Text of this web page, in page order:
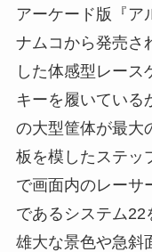
アーケード版『ア
ナムコから発売さ
した体感型レース
キーを履いている
の大型筐体が最大
板を模したステッ
で画面内のレーサ
であるシステム
雄大な景色や急斜